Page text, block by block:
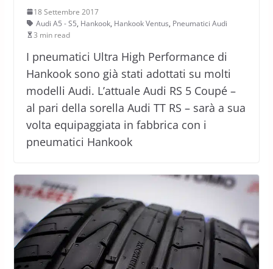
18 Settembre 2017
Audi A5 - S5, Hankook, Hankook Ventus, Pneumatici Audi
3 min read
I pneumatici Ultra High Performance di
Hankook sono già stati adottati su molti
modelli Audi. L’attuale Audi RS 5 Coupé –
al pari della sorella Audi TT RS – sarà a sua
volta equipaggiata in fabbrica con i
pneumatici Hankook